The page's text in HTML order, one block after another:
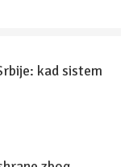
kad sistem